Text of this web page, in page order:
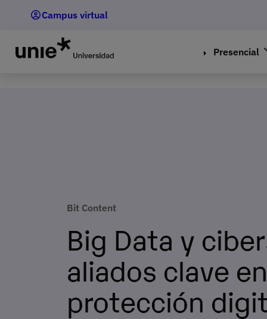
principal
Campus virtual
Presencial
Bit Content
Big Data y
aliados clave
protección